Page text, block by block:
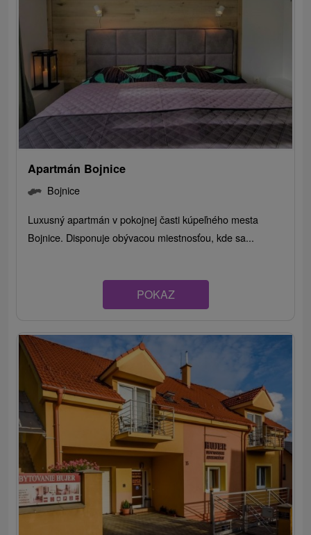
Apartmán Bojnice
Bojnice
Luxusný apartmán v pokojnej časti kúpeľného mesta
Bojnice. Disponuje obývacou miestnosťou, kde sa...
POKAZ